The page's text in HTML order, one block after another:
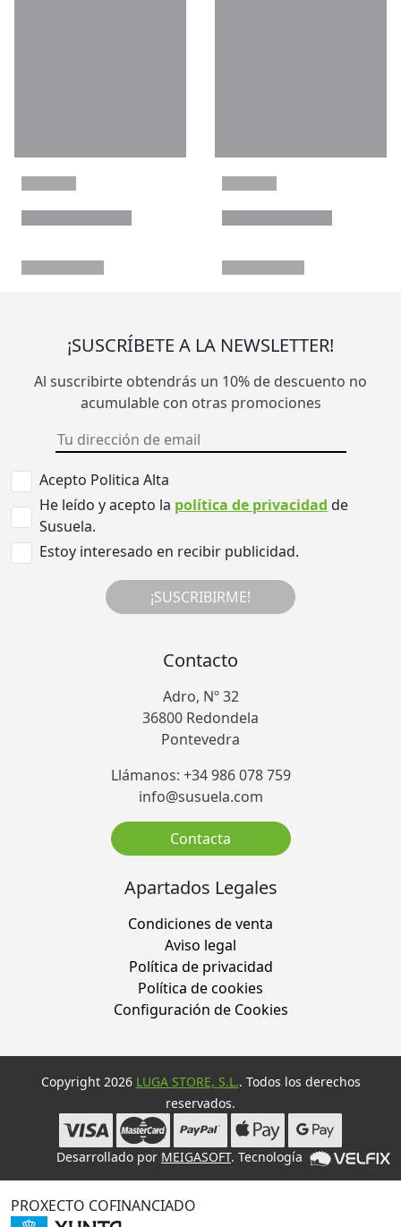
¡SUSCRÍBETE A LA NEWSLETTER!
Al suscribirte obtendrás un 10% de descuento no
acumulable con otras promociones
Acepto Politica Alta
He leído y acepto la política de privacidad de
Susuela.
Estoy interesado en recibir publicidad.
¡SUSCRIBIRME!
Contacto
Adro, Nº 32
36800 Redondela
Pontevedra
Llámanos: +34 986 078 759
info@susuela.com
Contacta
Apartados Legales
Condiciones de venta
Aviso legal
Política de privacidad
Política de cookies
Configuración de Cookies
Copyright 2026 LUGA STORE, S.L.. Todos los derechos
reservados.
Desarrollado por MEIGASOFT. Tecnología
PROXECTO COFINANCIADO